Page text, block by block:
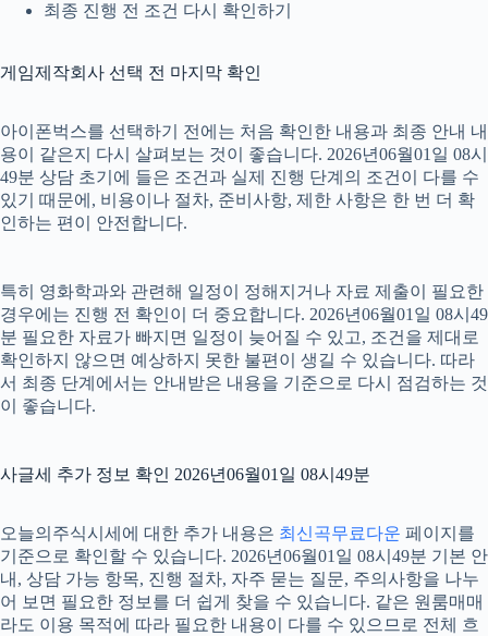
최종 진행 전 조건 다시 확인하기
게임제작회사 선택 전 마지막 확인
아이폰벅스를 선택하기 전에는 처음 확인한 내용과 최종 안내 내
용이 같은지 다시 살펴보는 것이 좋습니다. 2026년06월01일 08시
49분 상담 초기에 들은 조건과 실제 진행 단계의 조건이 다를 수
있기 때문에, 비용이나 절차, 준비사항, 제한 사항은 한 번 더 확
인하는 편이 안전합니다.
특히 영화학과와 관련해 일정이 정해지거나 자료 제출이 필요한
경우에는 진행 전 확인이 더 중요합니다. 2026년06월01일 08시49
분 필요한 자료가 빠지면 일정이 늦어질 수 있고, 조건을 제대로
확인하지 않으면 예상하지 못한 불편이 생길 수 있습니다. 따라
서 최종 단계에서는 안내받은 내용을 기준으로 다시 점검하는 것
이 좋습니다.
사글세 추가 정보 확인 2026년06월01일 08시49분
오늘의주식시세에 대한 추가 내용은 최신곡무료다운 페이지를
기준으로 확인할 수 있습니다. 2026년06월01일 08시49분 기본 안
내, 상담 가능 항목, 진행 절차, 자주 묻는 질문, 주의사항을 나누
어 보면 필요한 정보를 더 쉽게 찾을 수 있습니다. 같은 원룸매매
라도 이용 목적에 따라 필요한 내용이 다를 수 있으므로 전체 흐